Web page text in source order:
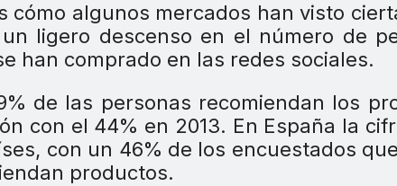
cómo algunos mercados han visto
ligero descenso en el número de
han comprado en las redes sociales.
de las personas recomiendan los
con el 44% en 2013. En España la
con un 46% de los encuestados
productos.